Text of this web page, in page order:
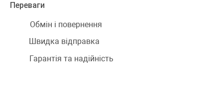
Переваги
Обмін і повернення
Швидка відправка
Гарантія та надійність